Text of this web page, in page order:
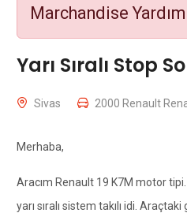
Marchandise
Yarı Sıralı Stop
Sivas 2000 Renault
Merhaba,
Aracım Renault 19 K7M motor
yarı sıralı sistem takılı idi.